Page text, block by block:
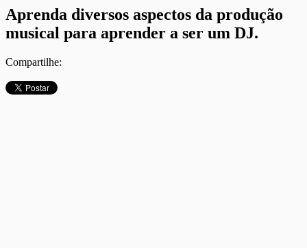
Aprenda diversos aspectos da produção
musical para aprender a ser um DJ.
Compartilhe: